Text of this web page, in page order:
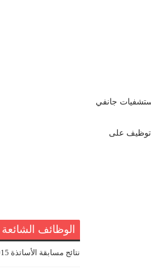
المستشفيات جانفي
توظيف على
الوظائف الشائعة
نتائج مسابقة الأساتذة 2015- جميع المديريات